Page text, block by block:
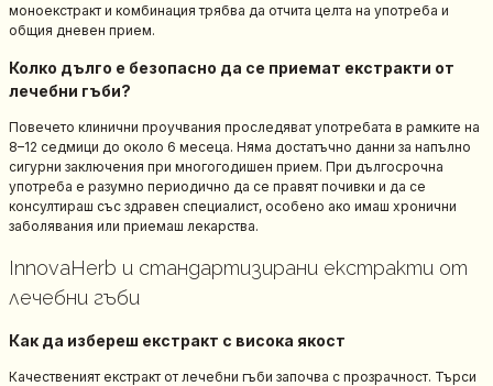
моноекстракт и комбинация трябва да отчита целта на употреба и
общия дневен прием.
Колко дълго е безопасно да се приемат екстракти от
лечебни гъби?
Повечето клинични проучвания проследяват употребата в рамките на
8–12 седмици до около 6 месеца. Няма достатъчно данни за напълно
сигурни заключения при многогодишен прием. При дългосрочна
употреба е разумно периодично да се правят почивки и да се
консултираш със здравен специалист, особено ако имаш хронични
заболявания или приемаш лекарства.
InnovaHerb и стандартизирани екстракти от
лечебни гъби
Как да избереш екстракт с висока якост
Качественият екстракт от лечебни гъби започва с прозрачност. Търси